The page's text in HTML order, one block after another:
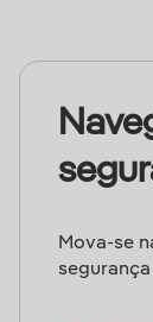
Mova-se
segurança